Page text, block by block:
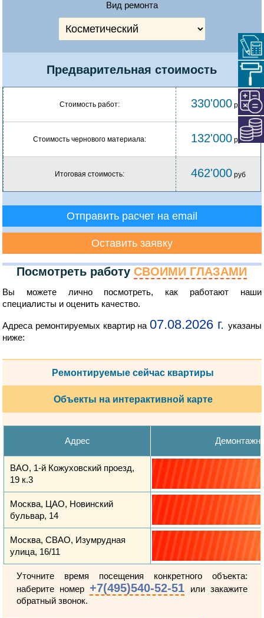
Вид ремонта
Предварительная стоимость
Стоимость работ: 330'000 руб
Стоимость чернового материала: 132'000 руб
Итоговая стоимость: 462'000 руб
Отправить расчет на email
Оставить заявку
Посмотреть работуСВОИМИ ГЛАЗАМИ
Вы можете лично посмотреть, как работают наши
специалисты и оценить качество.
Адреса ремонтируемых квартир на07.08.2026 г. указаны
ниже:
Ремонтируемые сейчас квартиры
Объекты на интерактивной карте
Адрес
ВАО, 1-й Кожуховский проезд,
19 к.3
Москва, ЦАО, Новинский
бульвар, 14
Москва, СВАО, Изумрудная
улица, 16/11
Уточните время посещения конкретного объекта:
наберите номер+7(495)540-52-51 или закажите
обратный звонок.